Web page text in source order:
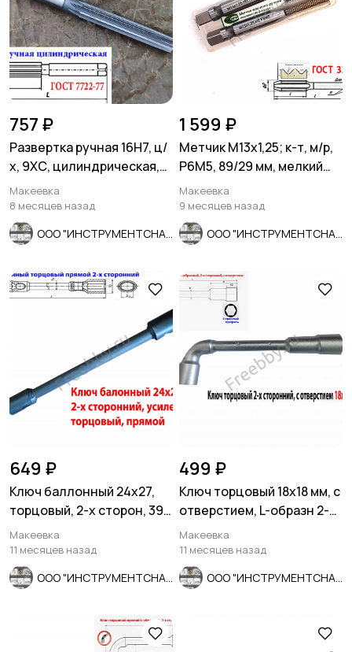
757 ₽
Развертка ручная 16Н7, ц/
х, 9ХС, цилиндрическая,
175/87 мм, 2360-0142.
Макеевка
8 месяцев назад
1 599 ₽
Метчик М13х1,25; к-т, м/р,
Р6М5, 89/29 мм, мелкий
шаг, ГОСТ 3266-81
Макеевка
9 месяцев назад
649 ₽
Ключ баллонный 24х27,
торцовый, 2-х сторон, 390
мм, для ГАЗ, КамАЗ.
Макеевка
11 месяцев назад
499 ₽
Ключ торцовый 18х18 мм, с
отверстием, L-образн 2-х
сторонний, Cr-V.
Макеевка
11 месяцев назад